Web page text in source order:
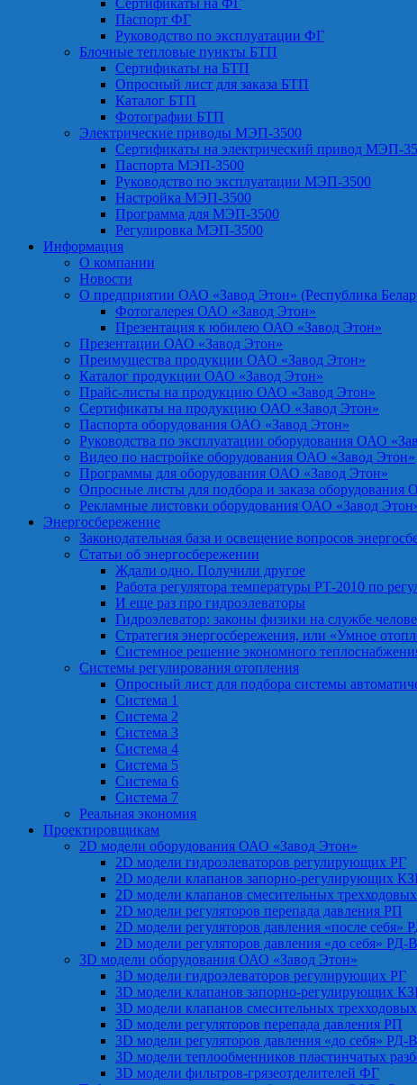
Сертификаты на ФГ
Паспорт ФГ
Руководство по эксплуатации ФГ
Блочные тепловые пункты БТП
Сертификаты на БТП
Опросный лист для заказа БТП
Каталог БТП
Фотографии БТП
Электрические приводы МЭП-3500
Сертификаты на электрический привод МЭП-
Паспорта МЭП-3500
Руководство по эксплуатации МЭП-3500
Настройка МЭП-3500
Программа для МЭП-3500
Регулировка МЭП-3500
Информация
О компании
Новости
О предприятии ОАО «Завод Этон» (Республика
Фотогалерея ОАО «Завод Этон»
Презентация к юбилею ОАО «Завод Этон»
Презентации ОАО «Завод Этон»
Преимущества продукции ОАО «Завод Этон»
Каталог продукции ОАО «Завод Этон»
Прайс-листы на продукцию ОАО «Завод Этон»
Сертификаты на продукцию ОАО «Завод Этон»
Паспорта оборудования ОАО «Завод Этон»
Руководства по эксплуатации оборудования ОАО
Видео по настройке оборудования ОАО «Завод Этон»
Программы для оборудования ОАО «Завод Этон»
Опросные листы для подбора и заказа оборудования
Рекламные листовки оборудования ОАО «Завод
Энергосбережение
Законодательная база и освещение вопросов
Статьи об энергосбережении
Ждали одно. Получили другое
Работа регулятора температуры РТ-2010 по
И еще раз про гидроэлеваторы
Гидроэлеватор: законы физики на службе
Стратегия энергосбережения, или «Умное
Системное решение экономного
Системы регулирования отопления
Опросный лист для подбора системы
Система 1
Система 2
Система 3
Система 4
Система 5
Система 6
Система 7
Реальная экономия
Проектировщикам
2D модели оборудования ОАО «Завод Этон»
2D модели гидроэлеваторов регулирующих РГ
2D модели клапанов запорно-регулирующих
2D модели клапанов смесительных
2D модели регуляторов перепада давления РП
2D модели регуляторов давления «после себя»
2D модели регуляторов давления «до себя» РД-В
3D модели оборудования ОАО «Завод Этон»
3D модели гидроэлеваторов регулирующих РГ
3D модели клапанов запорно-регулирующих
3D модели клапанов смесительных
3D модели регуляторов перепада давления РП
3D модели регуляторов давления «до себя» РД-В
3D модели теплообменников пластинчатых
3D модели фильтров-грязеотделителей ФГ